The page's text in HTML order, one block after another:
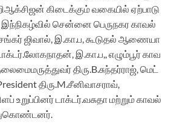
ஆக்சிஜன் கிடைக்கும்வகையில் ஏற்பாடு
இந்நிகழ்வில் சென்னை பெருநகரகாவல்
ஜிவால் இ.கா.ப கூடுதல ஆணையா
இ.கா.ப எழும்பூர்காவ
மருத்துவர்திரு.B.சுந்தர்ராஜ் மெட்
திரு.M.சீனிவாசராவ்
உறுப்பினர்டாக்டர்.வசுதாமற்றும்காவல்